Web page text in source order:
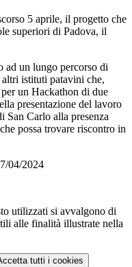
5 aprile, il progetto che
superiori di Padova, il
ad un lungo percorso di
istituti patavini che,
un Hackathon di due
presentazione del lavoro
San Carlo alla presenza
possa trovare riscontro in
utilizzati si avvalgono di
alle finalità illustrate nella
tutti i cookies